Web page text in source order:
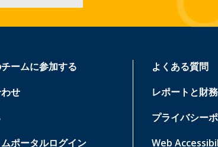
ームに参加する
せ
ポータルログイン
よくある質問
レポートと財務
プライバシー
Web